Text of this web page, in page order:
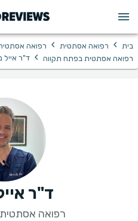
בית › רפואה אסתטית › רפואה
רפואה אסתטית בפתח תקווה › ד"ר אייל
ד"ר
רפואה